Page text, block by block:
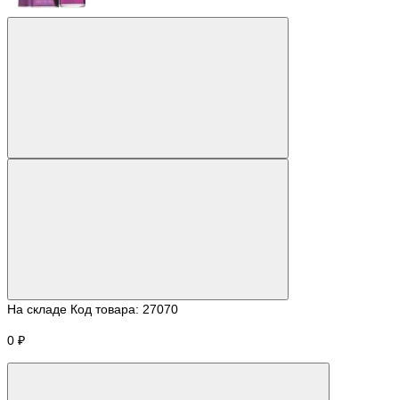
На складе Код товара: 27070
0 ₽